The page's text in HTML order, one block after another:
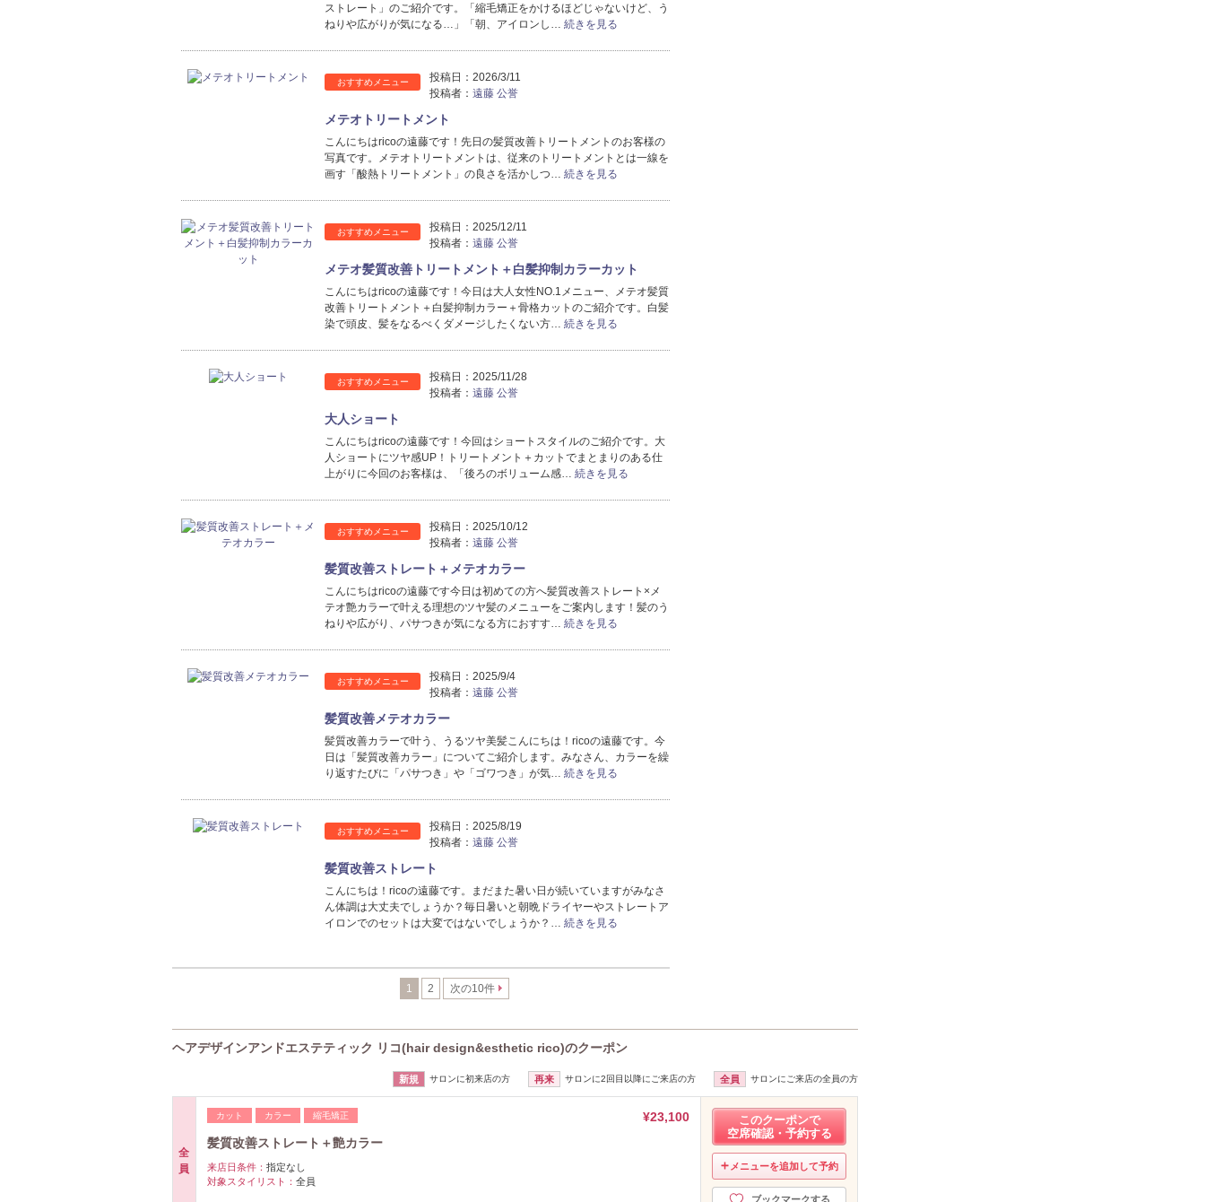
ストレート」のご紹介です。「縮毛矯正をかけるほどじゃないけど、う
ねりや広がりが気になる…」「朝、アイロンし… 続きを見る
おすすめメニュー 投稿日： 2026/3/11
投稿者： 遠藤 公誉
メテオトリートメント
こんにちはricoの遠藤です！先日の髪質改善トリートメントのお客様の
写真です。メテオトリートメントは、従来のトリートメントとは一線を
画す「酸熱トリートメント」の良さを活かしつ… 続きを見る
おすすめメニュー 投稿日： 2025/12/11
投稿者： 遠藤 公誉
メテオ髪質改善トリートメント＋白髪抑制カラーカット
こんにちはricoの遠藤です！今日は大人女性NO.1メニュー、メテオ髪質
改善トリートメント＋白髪抑制カラー＋骨格カットのご紹介です。白髪
染で頭皮、髪をなるべくダメージしたくない方… 続きを見る
おすすめメニュー 投稿日： 2025/11/28
投稿者： 遠藤 公誉
大人ショート
こんにちはricoの遠藤です！今回はショートスタイルのご紹介です。大
人ショートにツヤ感UP！トリートメント＋カットでまとまりのある仕
上がりに今回のお客様は、「後ろのボリューム感… 続きを見る
おすすめメニュー 投稿日： 2025/10/12
投稿者： 遠藤 公誉
髪質改善ストレート＋メテオカラー
こんにちはricoの遠藤です今日は初めての方へ髪質改善ストレート×メ
テオ艶カラーで叶える理想のツヤ髪のメニューをご案内します！髪のう
ねりや広がり、パサつきが気になる方におすす… 続きを見る
おすすめメニュー 投稿日： 2025/9/4
投稿者： 遠藤 公誉
髪質改善メテオカラー
髪質改善カラーで叶う、うるツヤ美髪こんにちは！ricoの遠藤です。今
日は「髪質改善カラー」についてご紹介します。みなさん、カラーを繰
り返すたびに「パサつき」や「ゴワつき」が気… 続きを見る
おすすめメニュー 投稿日： 2025/8/19
投稿者： 遠藤 公誉
髪質改善ストレート
こんにちは！ricoの遠藤です。まだまた暑い日が続いていますがみなさ
ん体調は大丈夫でしょうか？毎日暑いと朝晩ドライヤーやストレートア
イロンでのセットは大変ではないでしょうか？… 続きを見る
1 2 次の10件
ヘアデザインアンドエステティック リコ(hair design&esthetic rico)のクーポン
新規 サロンに初来店の方 再来 サロンに2回目以降にご来店の方 全員 サロンにご来店の全員の方
全
員
カット カラー 縮毛矯正
¥23,100
髪質改善ストレート＋艶カラー
来店日条件： 指定なし
対象スタイリスト： 全員
このクーポンで
空席確認・予約する
メニューを追加して予約
ブックマークする